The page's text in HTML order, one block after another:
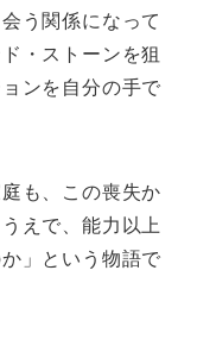
う関係になって
・ストーンを狙
ンを自分の手で
も、この喪失か
えで、能力以上
」という物語で